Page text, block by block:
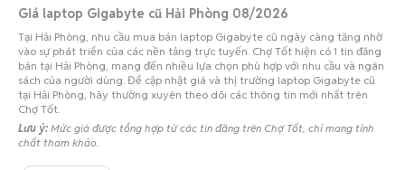
Giá laptop Gigabyte cũ Hải Phòng 08/2026
Tại Hải Phòng, nhu cầu mua bán laptop Gigabyte cũ ngày càng tăng nhờ
vào sự phát triển của các nền tảng trực tuyến. Chợ Tốt hiện có 1 tin đăng
bán tại Hải Phòng, mang đến nhiều lựa chọn phù hợp với nhu cầu và ngân
sách của người dùng. Để cập nhật giá và thị trường laptop Gigabyte cũ
tại Hải Phòng, hãy thường xuyên theo dõi các thông tin mới nhất trên
Chợ Tốt.
Lưu ý: Mức giá được tổng hợp từ các tin đăng trên Chợ Tốt, chỉ mang tính
chất tham khảo.